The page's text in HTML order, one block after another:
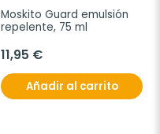
Moskito Guard emulsión
repelente, 75 ml
11,95 €
Añadir al carrito